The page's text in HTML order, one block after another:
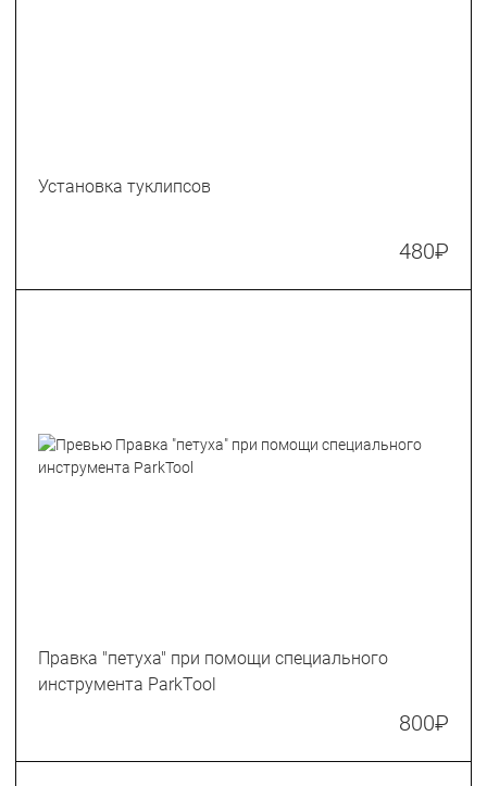
Установка туклипсов
480₽
Правка "петуха" при помощи специального
инструмента ParkTool
800₽